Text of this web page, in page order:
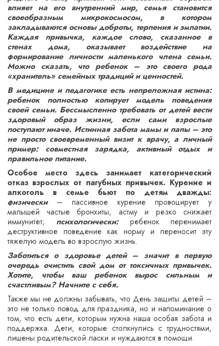
влияет на его внутренний мир, семья становится
своеобразным микрокосмосом, в котором
закладываются основы доброты, терпения и эмпатии.
Каждая привычка, каждое слово, сказанное в
стенах дома, оказывает воздействие на
формирование личности маленького члена семьи.
Можно сказать, что ребенок – это своего рода
«хранитель» семейных традиций и ценностей.
В медицине и педагогике есть непреложная истина:
ребенок полностью копирует модель поведения
своей семьи. Бессмысленно требовать от детей вести
здоровый образ жизни, если сами взрослые
поступают иначе. Истинная забота мамы и папы – это
не просто своевременный визит к врачу, а личный
пример: совместная зарядка, активный отдых и
правильное питание.
Особое место здесь занимает категорический
отказ взрослых от пагубных привычек. Курение и
алкоголь в семье бьют по детям дважды:
физически– пассивное курение провоцирует у
малышей частые бронхиты, астму и резко снижает
иммунитет; психологически:
ребенок перенимает
деструктивное поведение как норму и переносит эту
тяжелую модель во взрослую жизнь.
Заботиться о здоровье детей – значит в первую
очередь очистить свой дом от токсичных привычек.
Хотите, чтобы ваш ребенок вырос сильным и
счастливым? Начните с себя.
Также мы не должны забывать, что День защиты детей –
это не только повод для праздника, но и напоминание о
том, что есть дети, которым нужна наша особая забота и
поддержка. Дети, которые столкнулись с трудностями,
лишены родительской ласки и нуждаются в помощи.